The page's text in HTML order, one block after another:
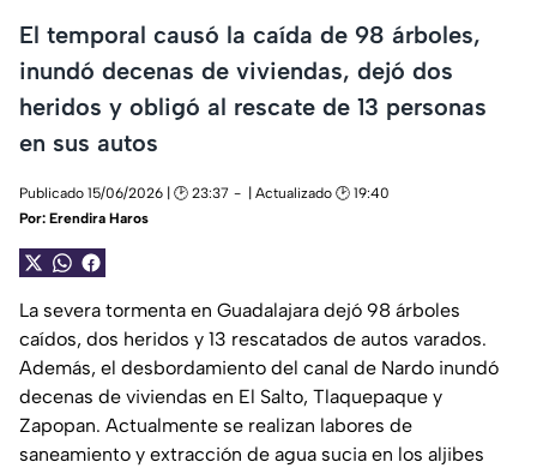
El temporal causó la caída de 98 árboles,
inundó decenas de viviendas, dejó dos
heridos y obligó al rescate de 13 personas
en sus autos
Publicado 15/06/2026 | 🕑 23:37
| Actualizado 🕑 19:40
Por: Erendira Haros
La severa tormenta en Guadalajara dejó 98 árboles
caídos, dos heridos y 13 rescatados de autos varados.
Además, el desbordamiento del canal de Nardo inundó
decenas de viviendas en El Salto, Tlaquepaque y
Zapopan. Actualmente se realizan labores de
saneamiento y extracción de agua sucia en los aljibes